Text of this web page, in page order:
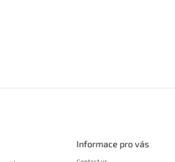
Informace pro vás